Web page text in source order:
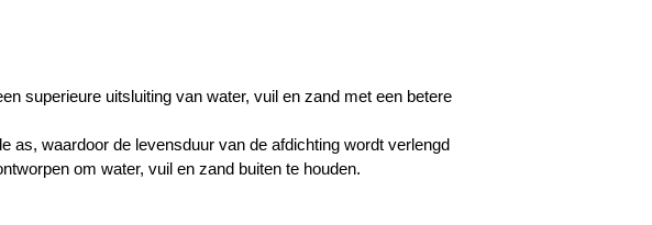
superieure uitsluiting van water, vuil en zand met een betere
as, waardoor de levensduur van de afdichting wordt verlengd
om water, vuil en zand buiten te houden.